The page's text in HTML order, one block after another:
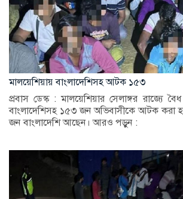
মালয়েশিয়ায় বাংলাদেশিসহ আটক ১৫৩
প্রবাস ডেস্ক : মালয়েশিয়ার সেলাঙ্গর রাজ্যে
বাংলাদেশিসহ ১৫৩ জন অভিবাসীকে আটক করা
জন বাংলাদেশি আছেন। আরও পড়ুন :